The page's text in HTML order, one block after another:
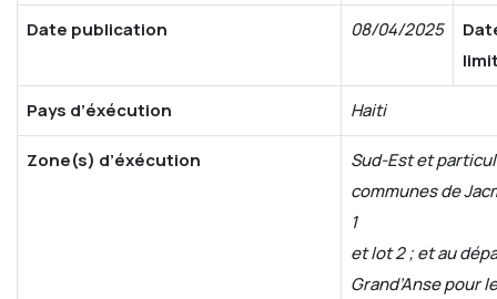
Date publication 08/04/2025
Pays d’éxécution Haiti
Zone(s) d’éxécution
Sud-Est et
communes de
1
et lot 2 ; et au
Grand’Anse pour